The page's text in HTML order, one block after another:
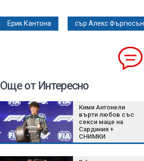
Ерик Кантона сър Алекс Фъргюсън
Още от Интересно
Кими Антонели
върти любов със
секси маце на
Сардиния +
СНИМКИ